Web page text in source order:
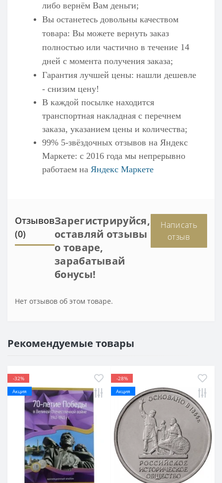
либо вернём Вам деньги;
Вы останетесь довольны качеством
товара: Вы можете вернуть заказ
полностью или частично в течение 14
дней с момента получения заказа;
Гарантия лучшей цены: нашли дешевле
- снизим цену!
В каждой посылке находится
транспортная накладная с перечнем
заказа, указанием цены и количества;
99% 5-звёздочных отзывов на Яндекс
Маркете: с 2016 года мы непрерывно
работаем на Яндекс Маркете
Отзывов
(0)
Зарегистрируйся,
оставляй отзывы
о товаре,
зарабатывай
бонусы!
Написать
отзыв
Нет отзывов об этом товаре.
Рекомендуемые товары
-32%
Акция
-28%
Акция